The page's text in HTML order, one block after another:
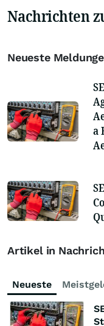
Nachrichten
Neueste
a
Artikel in
Neueste